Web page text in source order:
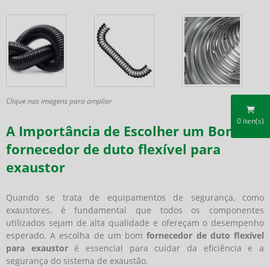
0 iten(s)
Clique nas imagens para ampliar
A Importância de Escolher um Bom
fornecedor de duto flexível para
exaustor
Quando se trata de equipamentos de segurança, como
exaustores, é fundamental que todos os componentes
utilizados sejam de alta qualidade e ofereçam o desempenho
esperado. A escolha de um bomfornecedor de duto flexível
para exaustoré essencial para cuidar da eficiência e a
segurança do sistema de exaustão.